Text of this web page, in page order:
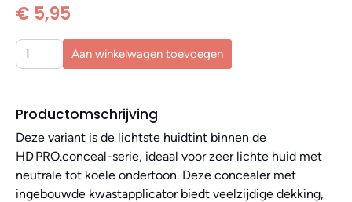
€ 5,95
Aan winkelwagen toevoegen
Productomschrijving
Deze variant is de lichtste huidtint binnen de
HD PRO.conceal-serie, ideaal voor zeer lichte huid met
neutrale tot koele ondertoon. Deze concealer met
ingebouwde kwastapplicator biedt veelzijdige dekking,